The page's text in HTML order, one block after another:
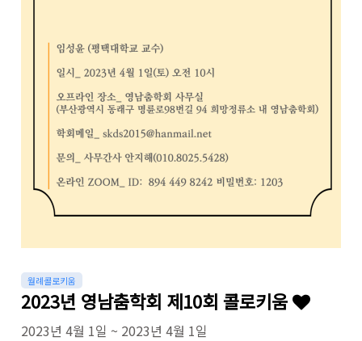
월례콜로키움
2023년 영남춤학회 제10회 콜로키움
2023년 4월 1일 ~ 2023년 4월 1일